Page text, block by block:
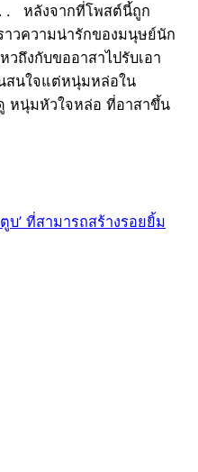
. หลังจากที่โพสต์นี้ถูก
าวความน่ารักของมนุษย์นัก
ถึงกับขออาสาไปรับเอา
สนใจแต่หนุ่มหล่อใน
หนุ่มหัวใจหล่อ ที่อาสาขึ้น